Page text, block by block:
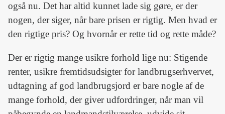
også nu. Det har altid kunnet lade sig gøre, er der
nogen, der siger, når bare prisen er rigtig. Men hvad er
den rigtige pris? Og hvornår er rette tid og rette måde?
Der er rigtig mange usikre forhold lige nu: Stigende
renter, usikre fremtidsudsigter for landbrugserhvervet,
udtagning af god landbrugsjord er bare nogle af de
mange forhold, der giver udfordringer, når man vil